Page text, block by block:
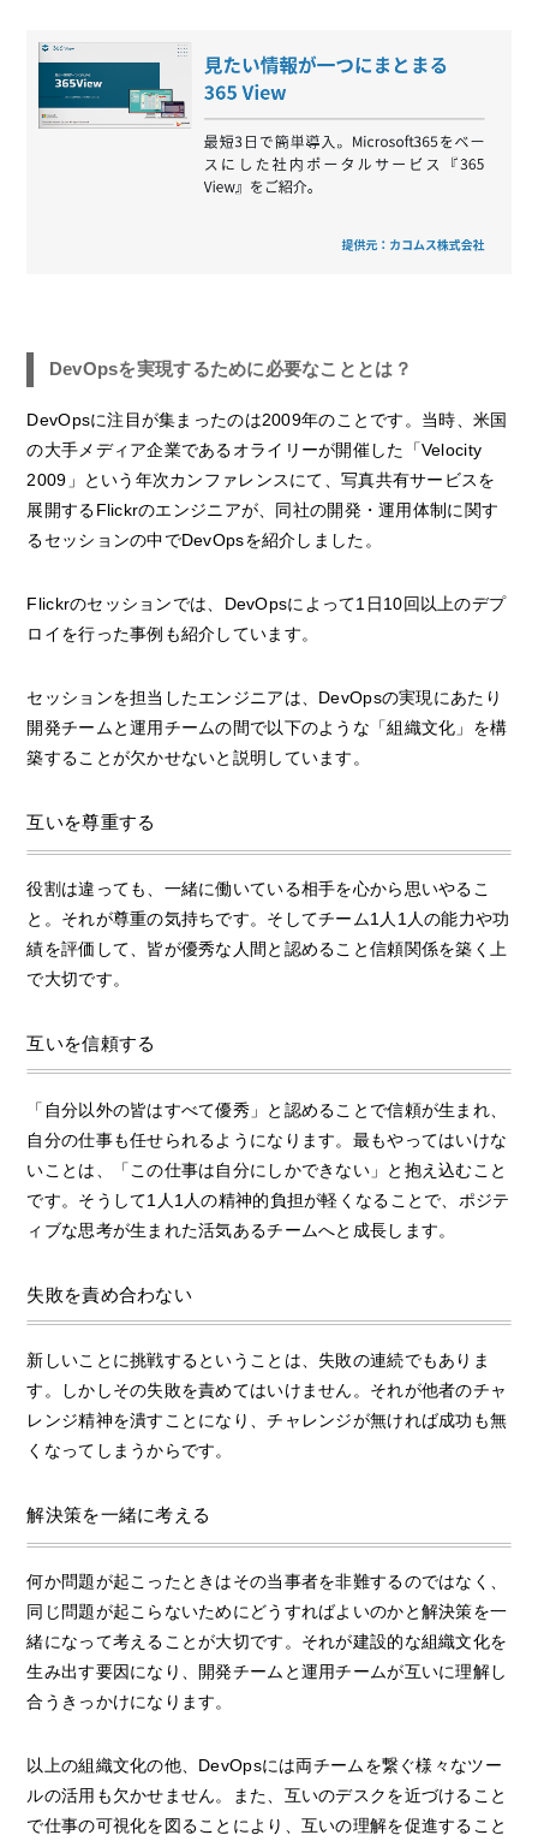
DevOpsを実現するために必要なこととは？
DevOpsに注目が集まったのは2009年のことです。当時、米国
の大手メディア企業であるオライリーが開催した「Velocity
2009」という年次カンファレンスにて、写真共有サービスを
展開するFlickrのエンジニアが、同社の開発・運用体制に関す
るセッションの中でDevOpsを紹介しました。
Flickrのセッションでは、DevOpsによって1日10回以上のデプ
ロイを行った事例も紹介しています。
セッションを担当したエンジニアは、DevOpsの実現にあたり
開発チームと運用チームの間で以下のような「組織文化」を構
築することが欠かせないと説明しています。
互いを尊重する
役割は違っても、一緒に働いている相手を心から思いやるこ
と。それが尊重の気持ちです。そしてチーム1人1人の能力や功
績を評価して、皆が優秀な人間と認めること信頼関係を築く上
で大切です。
互いを信頼する
「自分以外の皆はすべて優秀」と認めることで信頼が生まれ、
自分の仕事も任せられるようになります。最もやってはいけな
いことは、「この仕事は自分にしかできない」と抱え込むこと
です。そうして1人1人の精神的負担が軽くなることで、ポジテ
ィブな思考が生まれた活気あるチームへと成長します。
失敗を責め合わない
新しいことに挑戦するということは、失敗の連続でもありま
す。しかしその失敗を責めてはいけません。それが他者のチャ
レンジ精神を潰すことになり、チャレンジが無ければ成功も無
くなってしまうからです。
解決策を一緒に考える
何か問題が起こったときはその当事者を非難するのではなく、
同じ問題が起こらないためにどうすればよいのかと解決策を一
緒になって考えることが大切です。それが建設的な組織文化を
生み出す要因になり、開発チームと運用チームが互いに理解し
合うきっかけになります。
以上の組織文化の他、DevOpsには両チームを繋ぐ様々なツー
ルの活用も欠かせません。また、互いのデスクを近づけること
で仕事の可視化を図ることにより、互いの理解を促進すること